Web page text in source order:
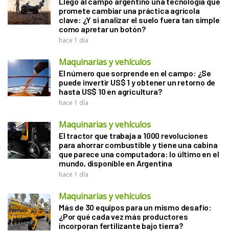
promete cambiar una práctica agrícola
clave: ¿Y si analizar el suelo fuera tan simple
como apretar un botón?
hace 1 día
Maquinarias y vehículos
El número que sorprende en el campo: ¿Se
puede invertir US$ 1 y obtener un retorno de
hasta US$ 10 en agricultura?
hace 1 día
Maquinarias y vehículos
El tractor que trabaja a 1000 revoluciones
para ahorrar combustible y tiene una cabina
que parece una computadora: lo último en el
mundo, disponible en Argentina
hace 1 día
Maquinarias y vehículos
Más de 30 equipos para un mismo desafío:
¿Por qué cada vez más productores
incorporan fertilizante bajo tierra?